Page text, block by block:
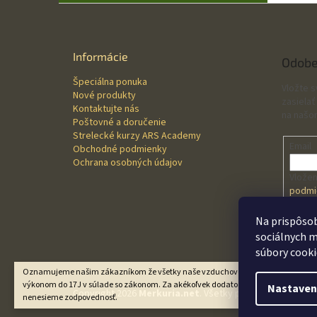
Na
sociálnych
súbory
Oznamujeme našim zákazníkom že všetky naše vzduchové zbrane sú
výkonom do 17J v súlade so zákonom. Za akékoľvek dodatočné úpravy
nenesieme zodpovednosť.
Informácie
Špeciálna ponuka
Nové produkty
Kontaktujte nás
Poštovné a doručenie
Strelecké kurzy ARS Academy
Obchodné podmienky
Ochrana osobných údajov
Copyright 2026 . Všetky práva vyhradené.